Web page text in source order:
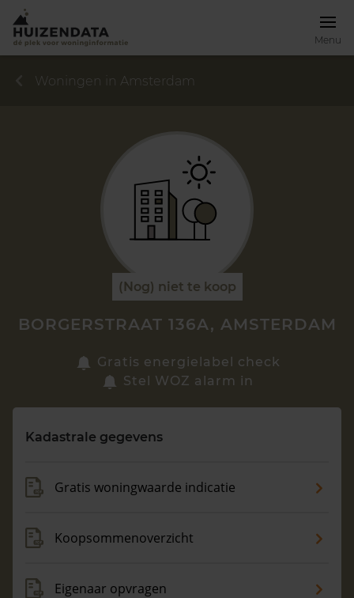
Menu
Zoek een woning
Maandag t/m vrijdag - 08:00 -18:00
Woningen in Amsterdam
(Nog) niet te koop
BORGERSTRAAT 136A, AMSTERDAM
Gratis energielabel check
Stel WOZ alarm in
Kadastrale gegevens
Gratis woningwaarde indicatie
Koopsommenoverzicht
Eigenaar opvragen